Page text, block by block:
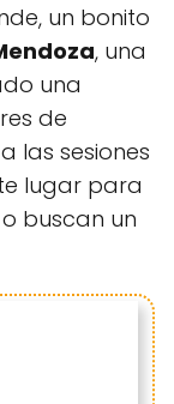
un bonito
, una
una
de
las sesiones
lugar para
buscan un